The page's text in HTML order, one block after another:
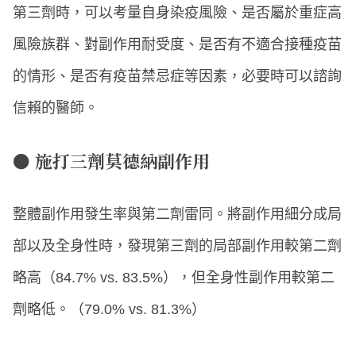
第三劑時，可以考量自身染疫風險、是否屬於重症高
風險族群、對副作用耐受度、是否有不適合接種疫苗
的情形、是否有疫苗禁忌症等因素，必要時可以諮詢
信賴的醫師。
● 施打三劑莫德納副作用
整體副作用發生率與第二劑雷同。將副作用細分成局
部以及全身性時，發現第三劑的局部副作用較第二劑
略高（84.7% vs. 83.5%），但全身性副作用較第二
劑略低。（79.0% vs. 81.3%）